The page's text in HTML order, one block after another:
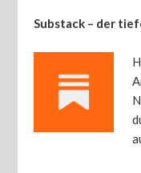
Substack – der